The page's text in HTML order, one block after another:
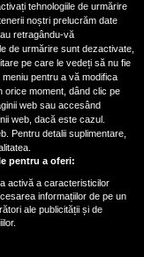
de agresiune
Detalii șocante
pe...
tehnologiile de urmărire
noștri prelucrăm date
retragându-vă
de urmărire sunt dezactivate,
pe care le vedeți să nu fie
pentru a vă modifica
orice moment, dând clic pe
web sau accesând
web, dacă este cazul.
Pentru detalii suplimentare,
pentru a oferi:
activă a caracteristicilor
informațiilor de pe un
ale publicității și de